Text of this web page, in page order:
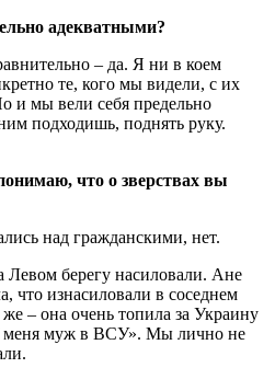
адекватными?
– да. Я ни в коем
те, кого мы видели, с их
и мы вели себя предельно
подходишь, поднять руку.
что о зверствах вы
над гражданскими, нет.
Левом берегу насиловали. Ане
что изнасиловали в соседнем
– она очень топила за Украину
меня муж в ВСУ». Мы лично не